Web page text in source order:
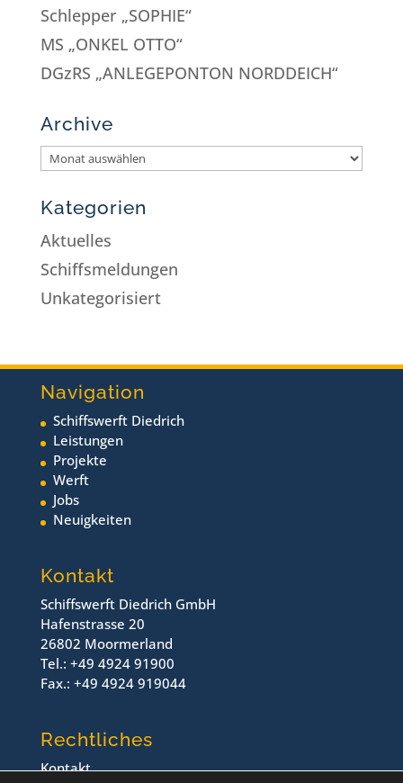
Schlepper „SOPHIE“
MS „ONKEL OTTO“
DGzRS „ANLEGEPONTON NORDDEICH“
Archive
Kategorien
Aktuelles
Schiffsmeldungen
Unkategorisiert
Navigation
Schiffswerft Diedrich
Leistungen
Projekte
Werft
Jobs
Neuigkeiten
Kontakt
Schiffswerft Diedrich GmbH
Hafenstrasse 20
26802 Moormerland
Tel.: +49 4924 91900
Fax.: +49 4924 919044
Rechtliches
Kontakt